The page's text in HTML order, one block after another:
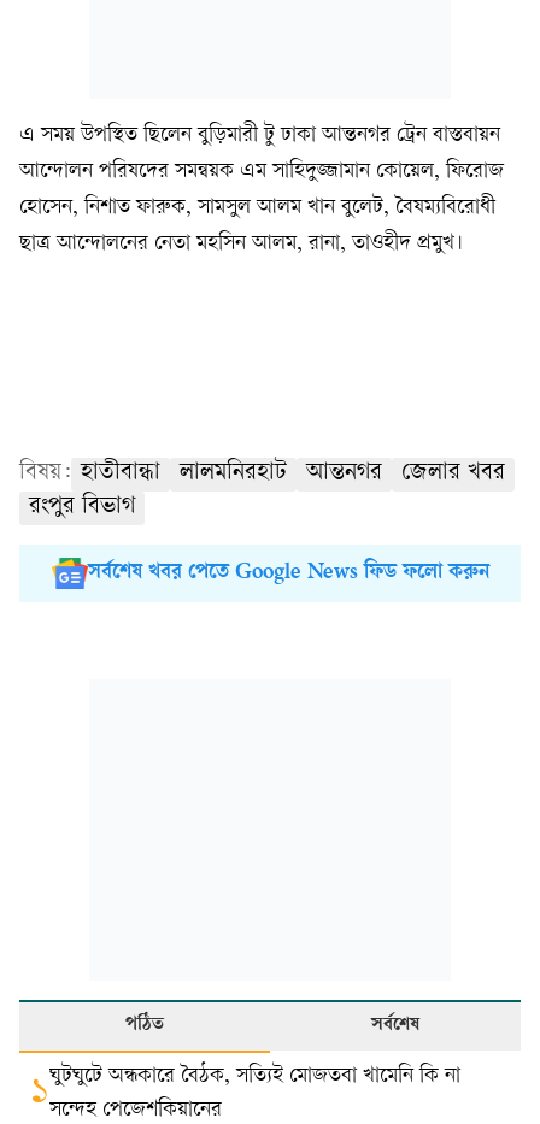
এ সময় উপস্থিত ছিলেন বুড়িমারী টু ঢাকা আন্তনগর ট্রেন বাস্তবায়ন
আন্দোলন পরিষদের সমন্বয়ক এম সাহিদুজ্জামান কোয়েল, ফিরোজ
হোসেন, নিশাত ফারুক, সামসুল আলম খান বুলেট, বৈষম্যবিরোধী
ছাত্র আন্দোলনের নেতা মহসিন আলম, রানা, তাওহীদ প্রমুখ।
বিষয়: হাতীবান্ধা লালমনিরহাট আন্তনগর
জেলার খবর
রংপুর বিভাগ
সর্বশেষ খবর পেতে Google News ফিড ফলো করুন
পঠিত সর্বশেষ
১ঘুটঘুটে অন্ধকারে বৈঠক, সত্যিই মোজতবা খামেনি কি না
সন্দেহ পেজেশকিয়ানের